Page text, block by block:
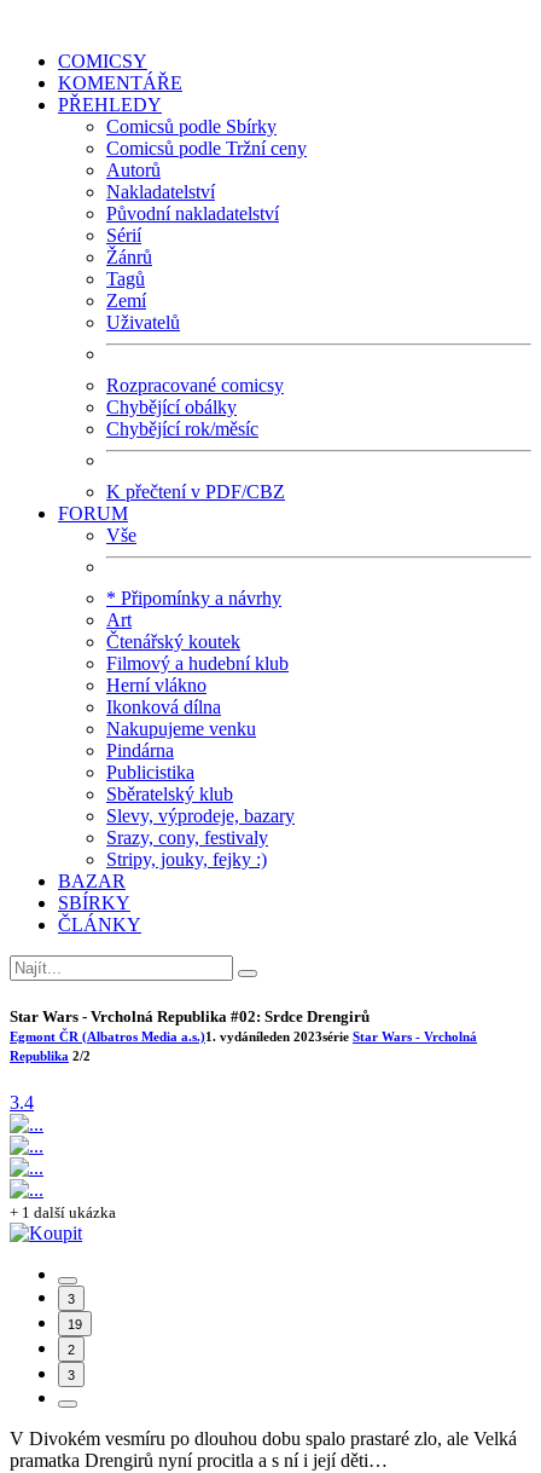
COMICSY
KOMENTÁŘE
PŘEHLEDY
Comicsů podle Sbírky
Comicsů podle Tržní ceny
Autorů
Nakladatelství
Původní nakladatelství
Sérií
Žánrů
Tagů
Zemí
Uživatelů
Rozpracované comicsy
Chybějící obálky
Chybějící rok/měsíc
K přečtení v PDF/CBZ
FORUM
Vše
* Připomínky a návrhy
Art
Čtenářský koutek
Filmový a hudební klub
Herní vlákno
Ikonková dílna
Nakupujeme venku
Pindárna
Publicistika
Sběratelský klub
Slevy, výprodeje, bazary
Srazy, cony, festivaly
Stripy, jouky, fejky :)
BAZAR
SBÍRKY
ČLÁNKY
Star Wars - Vrcholná Republika #02: Srdce Drengirů
Egmont ČR (Albatros Media a.s.)1. vydáníleden 2023série Star Wars - Vrcholná
Republika 2/2
3.4
+ 1 další ukázka
3
19
2
3
V Divokém vesmíru po dlouhou dobu spalo prastaré zlo, ale Velká
pramatka Drengirů nyní procitla a s ní i její děti…